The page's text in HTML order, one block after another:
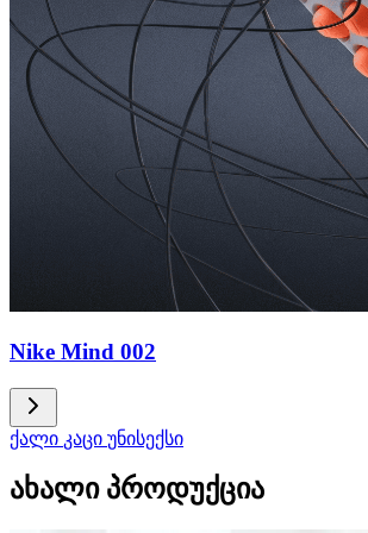
Nike Mind 002
ქალი კაცი უნისექსი
ახალი პროდუქცია